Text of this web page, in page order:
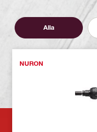
Alla
NURON